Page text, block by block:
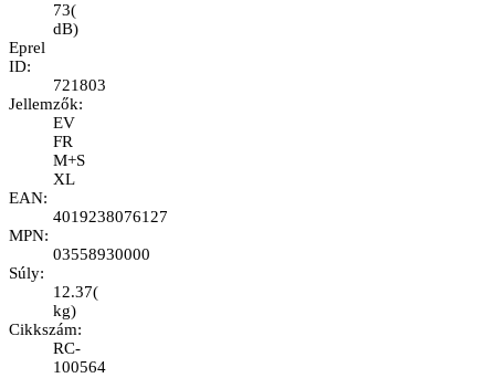
73(
dB)
Eprel
ID:
721803
Jellemzők:
EV
FR
M+S
XL
EAN:
4019238076127
MPN:
03558930000
Súly:
12.37(
kg)
Cikkszám:
RC-
100564